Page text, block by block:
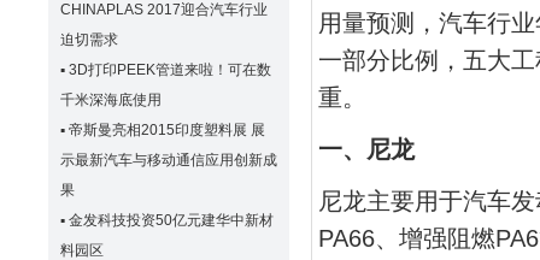
CHINAPLAS 2017迎合汽车行业
迫切需求
▪ 3D打印PEEK管道来啦！可在数
千米深海底使用
▪ 帝斯曼亮相2015印度塑料展 展
示最新汽车与移动通信应用创新成
果
▪ 金发科技投资50亿元建华中新材
料园区
用量预测，汽车行
一部分比例，五大
重。
一、尼龙
尼龙主要用于汽车
PA66、增强阻燃